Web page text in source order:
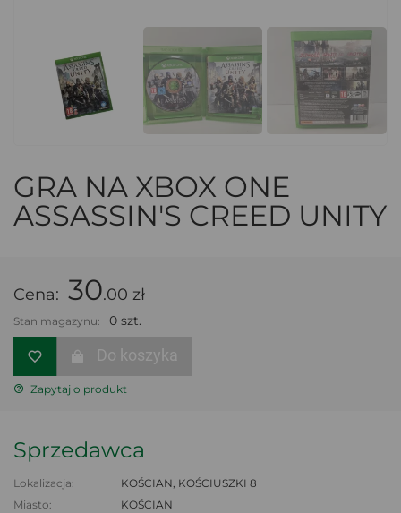
GRA NA XBOX ONE
ASSASSIN'S CREED UNITY
Cena: 30.00 zł
Stan magazynu: 0 szt.
Do koszyka
Zapytaj o produkt
Sprzedawca
Lokalizacja:
KOŚCIAN, KOŚCIUSZKI 8
Miasto:
KOŚCIAN